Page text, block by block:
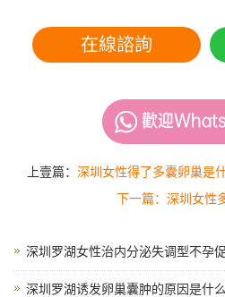
在線諮詢
上壹篇： 深圳女性得了多囊卵巢是
下一篇：深圳女性
深圳罗湖女性治内分泌失调型不孕
深圳罗湖诱发卵巢囊肿的原因是什么